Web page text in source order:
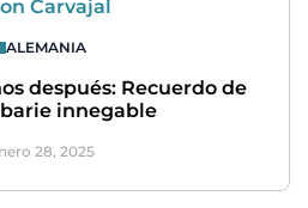
Carvajal
ALEMANIA
después: Recuerdo de
innegable
28, 2025